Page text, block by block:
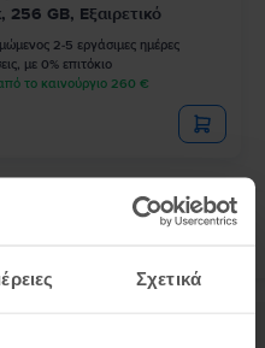
Σχετικά
GB, Εξαιρετικό
2-5 εργάσιμες ημέρες
με 0% επιτόκιο
το καινούργιο 260 €